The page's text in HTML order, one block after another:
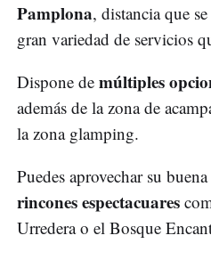
Pamplona, distancia que
gran variedad de servicios
Dispone de múltiples
además de la zona de
la zona glamping.
Puedes aprovechar su
rincones espectacuares
Urredera o el Bosque